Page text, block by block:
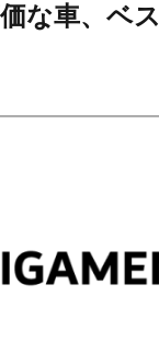
な車、ベ